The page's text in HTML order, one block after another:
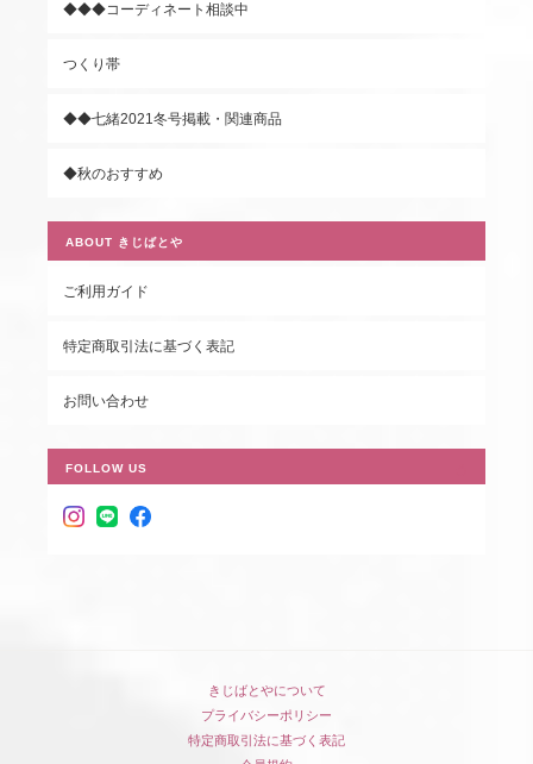
◆◆◆コーディネート相談中
つくり帯
◆◆七緒2021冬号掲載・関連商品
◆秋のおすすめ
ABOUT きじばとや
ご利用ガイド
特定商取引法に基づく表記
お問い合わせ
FOLLOW US
きじばとやについて
プライバシーポリシー
特定商取引法に基づく表記